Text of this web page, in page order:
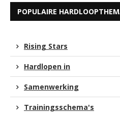
POPULAIRE
Rising Stars
Hardlopen in
Samenwerking
Trainingsschema's